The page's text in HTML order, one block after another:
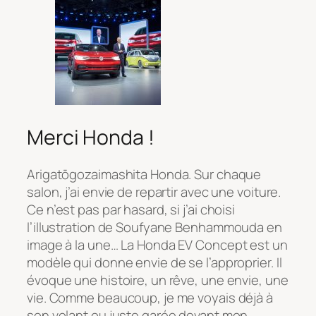
Merci Honda !
Arigatōgozaimashita Honda. Sur chaque
salon, j’ai envie de repartir avec une voiture.
Ce n’est pas par hasard, si j’ai choisi
l’illustration de Soufyane Benhammouda en
image à la une… La Honda EV Concept est un
modèle qui donne envie de se l’approprier. Il
évoque une histoire, un rêve, une envie, une
vie. Comme beaucoup, je me voyais déjà à